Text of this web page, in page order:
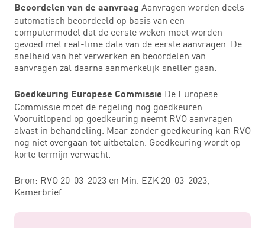
Beoordelen van de aanvraag Aanvragen worden deels
automatisch beoordeeld op basis van een
computermodel dat de eerste weken moet worden
gevoed met real-time data van de eerste aanvragen. De
snelheid van het verwerken en beoordelen van
aanvragen zal daarna aanmerkelijk sneller gaan.
Goedkeuring Europese Commissie De Europese
Commissie moet de regeling nog goedkeuren
Vooruitlopend op goedkeuring neemt RVO aanvragen
alvast in behandeling. Maar zonder goedkeuring kan RVO
nog niet overgaan tot uitbetalen. Goedkeuring wordt op
korte termijn verwacht.
Bron: RVO 20-03-2023 en Min. EZK 20-03-2023,
Kamerbrief